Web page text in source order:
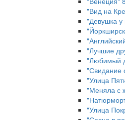
"Вид на
"Девушка
"Лучшие
"Любимый
"Свидание
"Улица
"Меняла с
"Улица